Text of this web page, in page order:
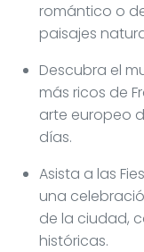
romántico o
paisajes
Descubra el
más ricos de
arte europeo
días.
Asista a las
una
de la ciudad,
históricas.